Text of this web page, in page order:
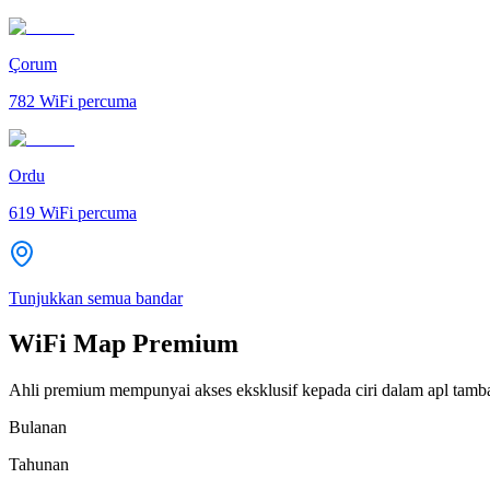
Çorum
782 WiFi percuma
Ordu
619 WiFi percuma
Tunjukkan semua bandar
WiFi Map Premium
Ahli premium mempunyai akses eksklusif kepada ciri dalam apl
Bulanan
Tahunan